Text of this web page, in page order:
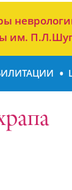
им.